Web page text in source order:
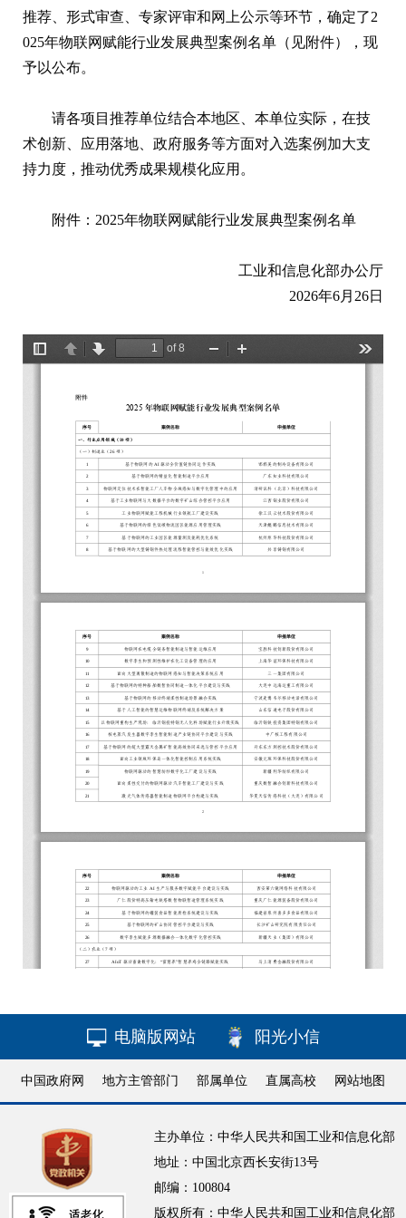
推荐、形式审查、专家评审和网上公示等环节，确定了2
025年物联网赋能行业发展典型案例名单（见附件），现
予以公布。
请各项目推荐单位结合本地区、本单位实际，在技
术创新、应用落地、政府服务等方面对入选案例加大支
持力度，推动优秀成果规模化应用。
附件：2025年物联网赋能行业发展典型案例名单
工业和信息化部办公厅
2026年6月26日
电脑版网站 阳光小信
中国政府网 地方主管部门 部属单位 直属高校 网站地图
主办单位：中华人民共和国工业和信息化部
地址：中国北京西长安街13号
邮编：100804
版权所有：中华人民共和国工业和信息化部